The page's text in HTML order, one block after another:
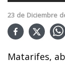
23 de Diciembre
Matarifes,